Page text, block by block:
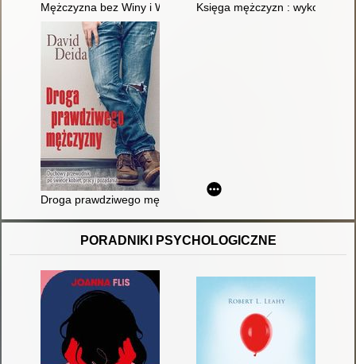
Mężczyzna bez Winy i Wstydu : cała prawda o kryzysie
Księga mężczyzn :
Droga prawdziwego mężczyzny : duchowy przewodnik po
PORADNIKI PSYCHOLOGICZNE